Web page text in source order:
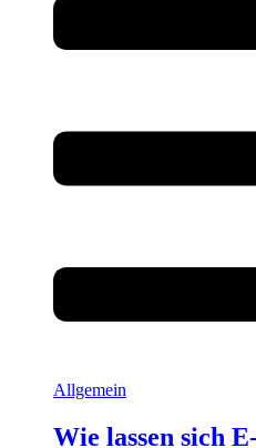
Allgemein
Wie lassen sich